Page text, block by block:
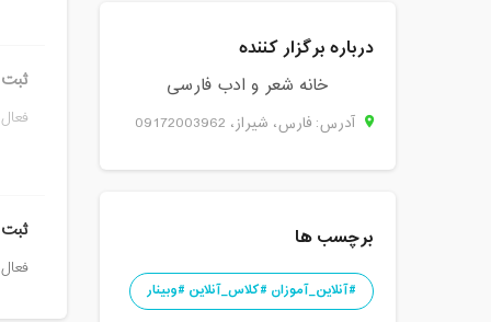
ثبت
درباره برگزار کننده
خانه شعر و ادب فارسی
آدرس: فارس، شيراز، 09172003962
برچسب ها
#آنلاین_آموزان #کلاس_آنلاین #وبینار